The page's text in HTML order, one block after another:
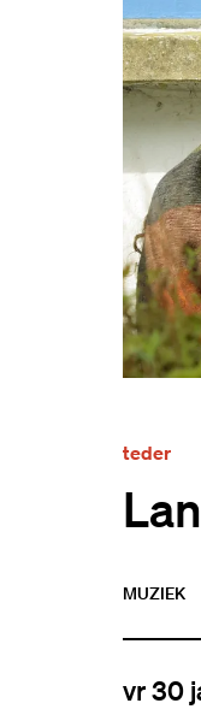
teder
MUZIEK
vr 30